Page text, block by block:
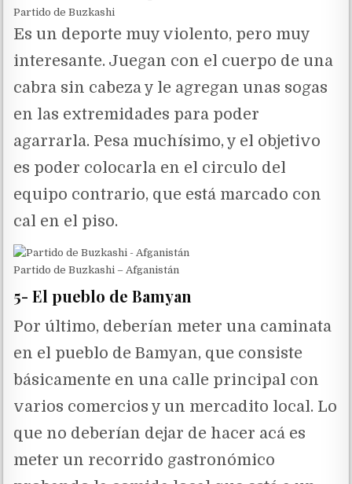
Partido de Buzkashi
Es un deporte muy violento, pero muy
interesante. Juegan con el cuerpo de una
cabra sin cabeza y le agregan unas sogas
en las extremidades para poder
agarrarla. Pesa muchísimo, y el objetivo
es poder colocarla en el circulo del
equipo contrario, que está marcado con
cal en el piso.
Partido de Buzkashi – Afganistán
5- El pueblo de Bamyan
Por último, deberían meter una caminata
en el pueblo de Bamyan, que consiste
básicamente en una calle principal con
varios comercios y un mercadito local. Lo
que no deberían dejar de hacer acá es
meter un recorrido gastronómico